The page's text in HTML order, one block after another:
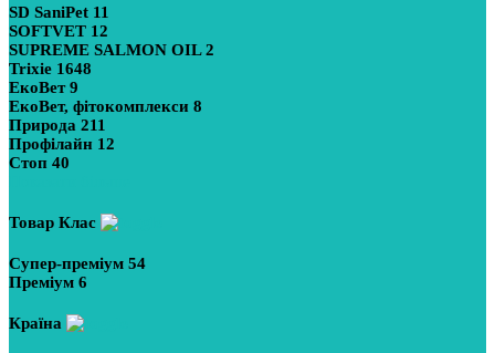
SD SaniPet 11
SOFTVET 12
SUPREME SALMON OIL2
Trixie 1648
ЕкоВет9
ЕкоВет, фітокомплекси 8
Природа 211
Профілайн 12
Стоп 40
Товар Клас
Супер-преміум 54
Преміум 6
Країна